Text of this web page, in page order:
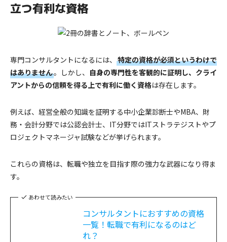
立つ有利な資格
専門コンサルタントになるには、 特定の資格が必須というわけで
はありません。しかし、 自身の専門性を客観的に証明し、クライ
アントからの信頼を得る上で有利に働く資格は存在します。
例えば、経営全般の知識を証明する中小企業診断士やMBA、財
務・会計分野では公認会計士、IT分野ではITストラテジストやプ
ロジェクトマネージャ試験などが挙げられます。
これらの資格は、転職や独立を目指す際の強力な武器になり得ま
す。
あわせて読みたい
コンサルタントにおすすめの資格
一覧！転職で有利になるのはど
れ？